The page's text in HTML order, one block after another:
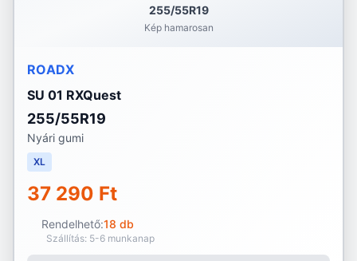
255/55R19
Kép hamarosan
ROADX
SU 01 RXQuest
255/55R19
Nyári gumi
XL
37 290 Ft
Rendelhető:18 db
Szállítás: 5-6 munkanap